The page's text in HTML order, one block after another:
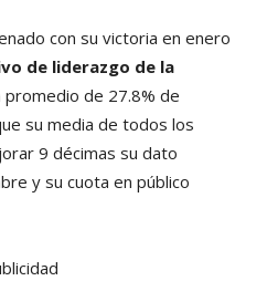
con su victoria en enero
de liderazgo de la
promedio de 27.8% de
su media de todos los
9 décimas su dato
y su cuota en público